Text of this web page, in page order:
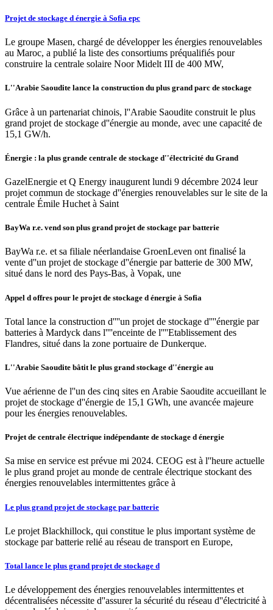
Projet de stockage d énergie à Sofia epc
Le groupe Masen, chargé de développer les énergies renouvelables
au Maroc, a publié la liste des consortiums préqualifiés pour
construire la centrale solaire Noor Midelt III de 400 MW,
L''Arabie Saoudite lance la construction du plus grand parc de stockage
Grâce à un partenariat chinois, l''Arabie Saoudite construit le plus
grand projet de stockage d''énergie au monde, avec une capacité de
15,1 GW/h.
Énergie : la plus grande centrale de stockage d''électricité du Grand
GazelEnergie et Q Energy inaugurent lundi 9 décembre 2024 leur
projet commun de stockage d''énergies renouvelables sur le site de la
centrale Émile Huchet à Saint
BayWa r.e. vend son plus grand projet de stockage par batterie
BayWa r.e. et sa filiale néerlandaise GroenLeven ont finalisé la
vente d''un projet de stockage d''énergie par batterie de 300 MW,
situé dans le nord des Pays-Bas, à Vopak, une
Appel d offres pour le projet de stockage d énergie à Sofia
Total lance la construction d''''un projet de stockage d''''énergie par
batteries à Mardyck dans l''''enceinte de l''''Etablissement des
Flandres, situé dans la zone portuaire de Dunkerque.
L''Arabie Saoudite bâtit le plus grand stockage d''énergie au
Vue aérienne de l''un des cinq sites en Arabie Saoudite accueillant le
projet de stockage d''énergie de 15,1 GWh, une avancée majeure
pour les énergies renouvelables.
Projet de centrale électrique indépendante de stockage d énergie
Sa mise en service est prévue mi 2024. CEOG est à l''heure actuelle
le plus grand projet au monde de centrale électrique stockant des
énergies renouvelables intermittentes grâce à
Le plus grand projet de stockage par batterie
Le projet Blackhillock, qui constitue le plus important système de
stockage par batterie relié au réseau de transport en Europe,
Total lance le plus grand projet de stockage d
Le développement des énergies renouvelables intermittentes et
décentralisées nécessite d''assurer la sécurité du réseau d''électricité à